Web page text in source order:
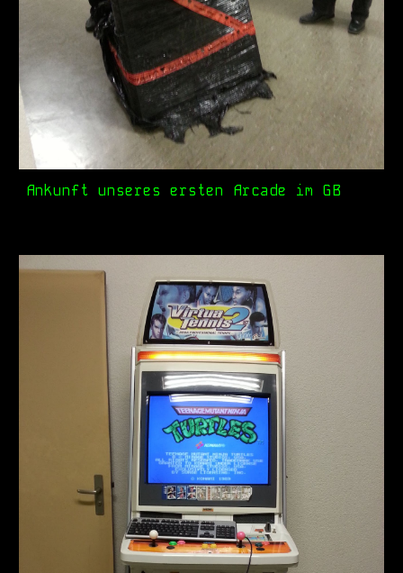
Ankunft unseres ersten Arcade im GB